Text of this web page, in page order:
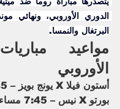
البرتغال والنمسا.
الأوروبي
أستون فيلا X يونج بويز – 7:45 مساء
بورتو X نيس – 7:45 مساء